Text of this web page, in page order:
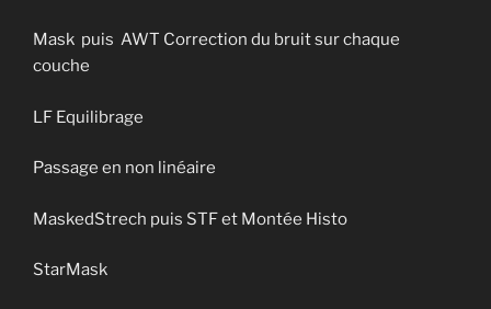
Mask puis AWT Correction du bruit sur chaque
couche
LF Equilibrage
Passage en non linéaire
MaskedStrech puis STF et Montée Histo
StarMask